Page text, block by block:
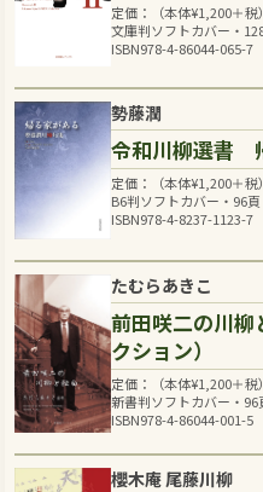
定価：（本体¥1,200＋税）
文庫判ソフトカバー・
ISBN978-4-86044-065-7
勢藤潤
令和川柳選書
定価：（本体¥1,200＋税）
B6判ソフトカバー・96頁
ISBN978-4-8237-1123-7
たむらあきこ
前田咲二の川柳
クション）
定価：（本体¥1,200＋税）
新書判ソフトカバー・96
ISBN978-4-86044-001-5
櫻木庵 尾藤川柳